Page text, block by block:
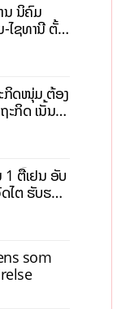
ນ ນິຄົມ
ໄຊທານີ ຕັ້ງ
ລາ, ສ້າງ
ກິດໜຸ່ມ ຕ້ອງ
ກິດ ເນັ້ນດຶງ
ອນ
ຕື້ເຢນ ອັບ
ໄຕ ຮັບຮອງ
som